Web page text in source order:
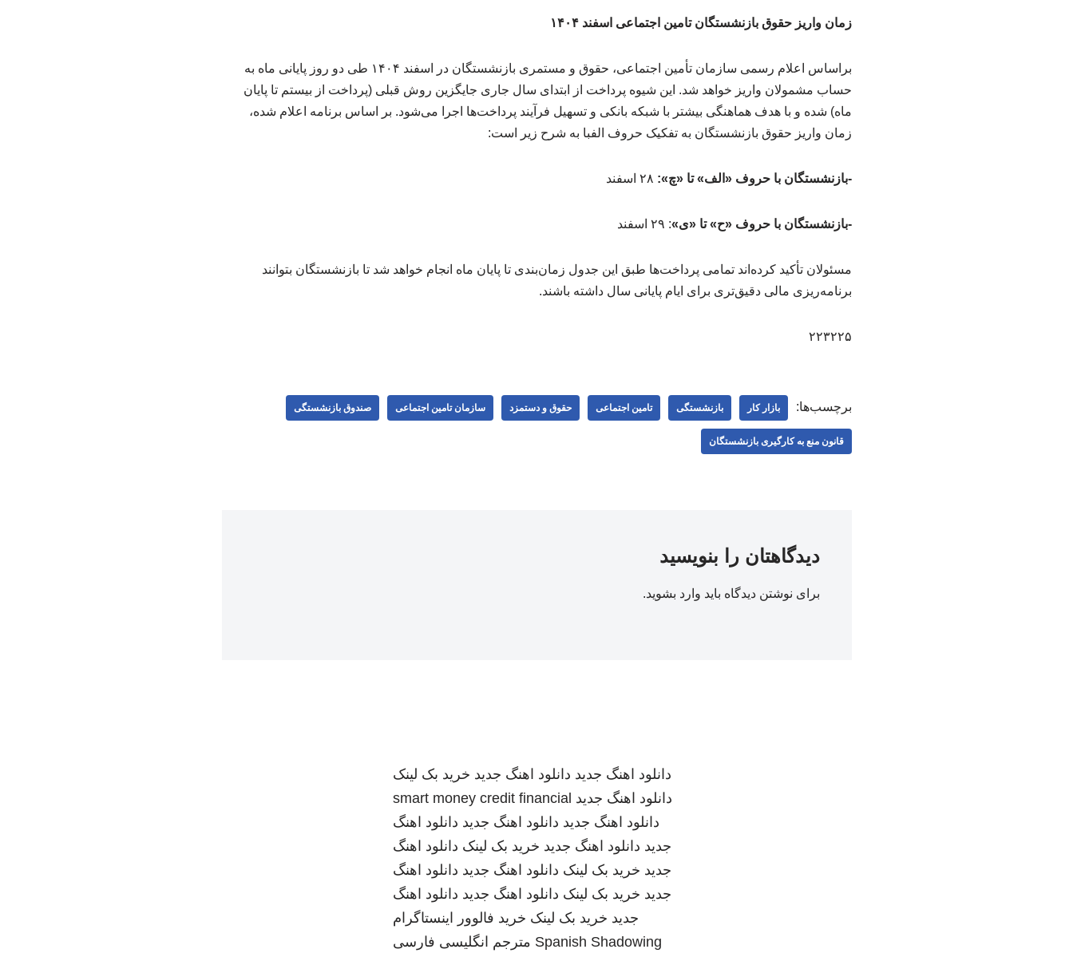
زمان واریز حقوق بازنشستگان تامین اجتماعی اسفند ۱۴۰۴
براساس اعلام رسمی سازمان تأمین اجتماعی، حقوق و مستمری بازنشستگان در اسفند ۱۴۰۴ طی دو روز پایانی ماه به
حساب مشمولان واریز خواهد شد. این شیوه پرداخت از ابتدای سال جاری جایگزین روش قبلی (پرداخت از بیستم تا پایان
ماه) شده و با هدف هماهنگی بیشتر با شبکه بانکی و تسهیل فرآیند پرداخت‌ها اجرا می‌شود. بر اساس برنامه اعلام شده،
زمان واریز حقوق بازنشستگان به تفکیک حروف الفبا به شرح زیر است:
-بازنشستگان با حروف «الف» تا «چ»:
-بازنشستگان با حروف «ح» تا «ی»: ۲۹ اسفند
مسئولان تأکید کرده‌اند تمامی پرداخت‌ها طبق این جدول زمان‌بندی تا پایان ماه انجام خواهد شد تا بازنشستگان بتوانند
برنامه‌ریزی مالی دقیق‌تری برای ایام پایانی سال داشته باشند.
۲۲۳۲۲۵
برچسب‌ها: بازار کار بازنشستگی تامین اجتماعی حقوق و دستمزد سازمان تامین اجتماعی صندوق بازنشستگی
قانون منع به کارگیری بازنشستگان
دیدگاهتان را بنویسید
برای نوشتن دیدگاه باید وارد بشوید.
دانلود اهنگ جدید دانلود اهنگ جدید خرید بک لینک
دانلود اهنگ جدید smart money credit financial
دانلود اهنگ جدید دانلود اهنگ جدید دانلود اهنگ
جدید دانلود اهنگ جدید خرید بک لینک دانلود اهنگ
جدید خرید بک لینک دانلود اهنگ جدید دانلود اهنگ
جدید خرید بک لینک دانلود اهنگ جدید دانلود اهنگ
جدید خرید بک لینک خرید فالوور اینستاگرام
Spanish Shadowing مترجم انگلیسی فارسی